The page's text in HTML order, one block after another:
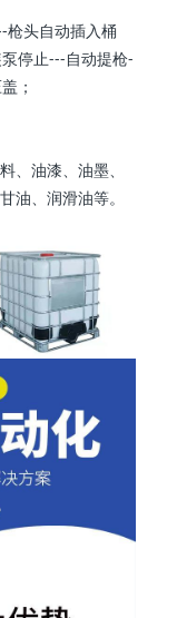
头自动插入桶
停止---自动提枪-
；
、油漆、油墨、
油、润滑油等。